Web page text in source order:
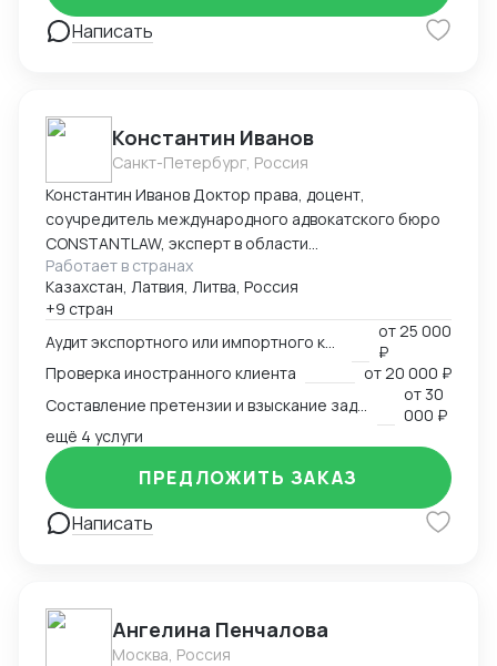
Написать
Константин Иванов
Санкт-Петербург, Россия
Константин Иванов Доктор права, доцент,
соучредитель международного адвокатского бюро
CONSTANTLAW, эксперт в области
внешнеэкономической деятельности,
сопровождения международных сделок и решения
внешнеэкономических споров. Международный
арбитр (Рижский третейский суд / Рига, Латвия,
международный арбитражный суд IAC / Алматы,
Казахстан).
Работает в странах
Казахстан, Латвия, Литва, Россия
+9 стран
от25 000
₽
Проверка иностранного клиента
от20 000 ₽
от 30
000 ₽
ещё 4 услуги
Написать
ПРЕДЛОЖИТЬ ЗАКАЗ
Ангелина Пенчалова
Москва, Россия